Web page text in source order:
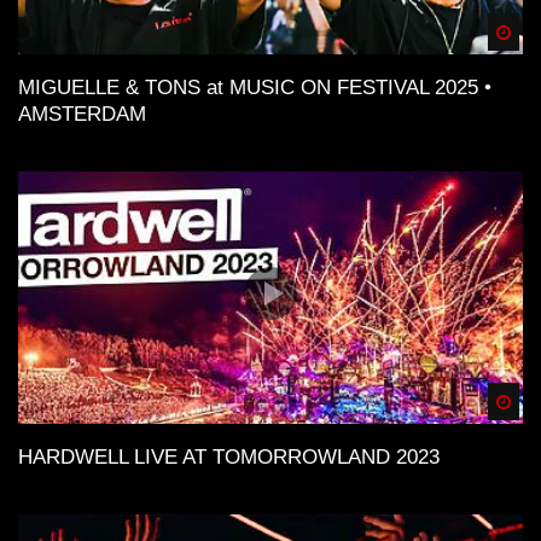
MIGUELLE & TONS at MUSIC ON FESTIVAL 2025 •
AMSTERDAM
HARDWELL LIVE AT TOMORROWLAND 2023